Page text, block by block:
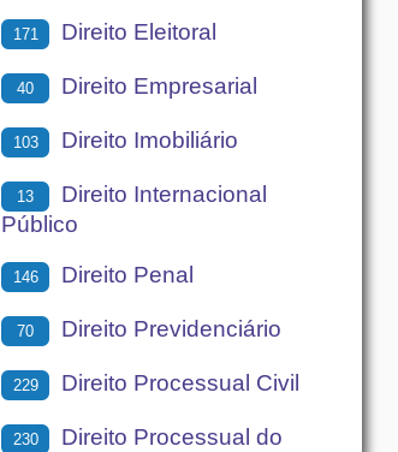
171 Direito Eleitoral
40 Direito Empresarial
103 Direito Imobiliário
13
Direito Internacional
Público
146 Direito Penal
70 Direito Previdenciário
229 Direito Processual Civil
230
Direito Processual do